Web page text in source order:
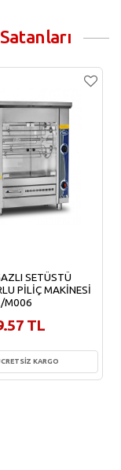
SETÜSTÜ
PİLİÇ MAKİNESİ
M006
TL
KARGO